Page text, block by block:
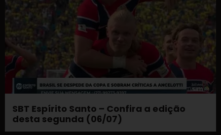
SBT Espírito Santo – Confira a edição
desta segunda (06/07)